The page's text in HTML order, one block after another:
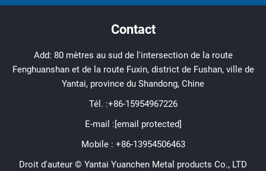
Contact
Add: 80 mètres au sud de l'intersection de la route
Fenghuanshan et de la route Fuxin, district de Fushan, ville de
Yantai, province du Shandong, Chine
Tél. :+86-15954967226
E-mail : [email protected]
Mobile : +86-13954506463
Droit d'auteur © Yantai Yuanchen Metal products Co., LTD